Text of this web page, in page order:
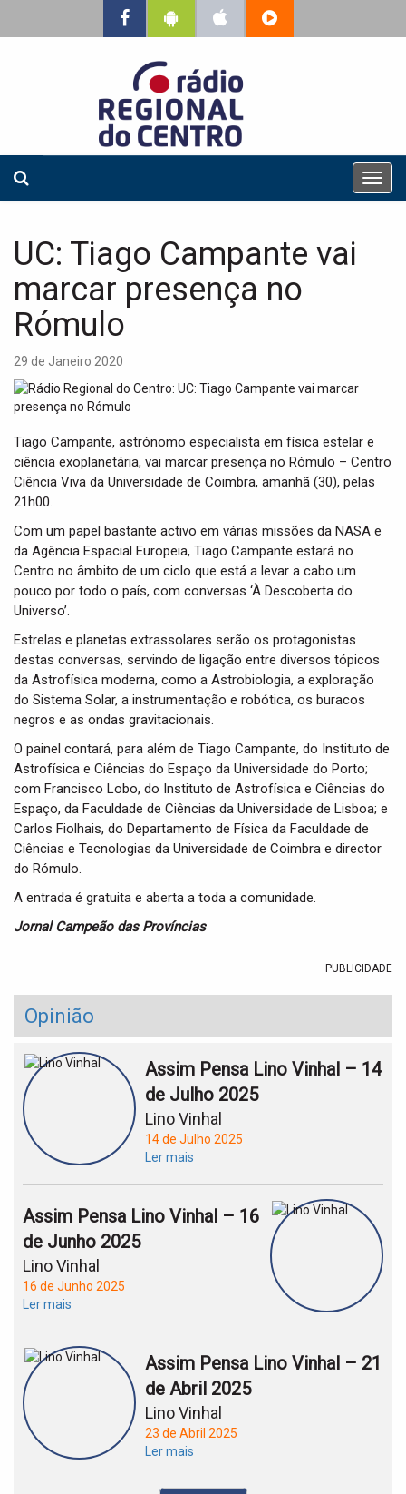
T
o
o
n
UC: Tiago Campante vai
marcar presença no
Rómulo
29 de Janeiro 2020
Tiago Campante, astrónomo especialista em física estelar e
ciência exoplanetária, vai marcar presença no Rómulo – Centro
Ciência Viva da Universidade de Coimbra, amanhã (30), pelas
21h00.
Com um papel bastante activo em várias missões da NASA e
da Agência Espacial Europeia, Tiago Campante estará no
Centro no âmbito de um ciclo que está a levar a cabo um
pouco por todo o país, com conversas ‘À Descoberta do
Universo’.
Estrelas e planetas extrassolares serão os protagonistas
destas conversas, servindo de ligação entre diversos tópicos
da Astrofísica moderna, como a Astrobiologia, a exploração
do Sistema Solar, a instrumentação e robótica, os buracos
negros e as ondas gravitacionais.
O painel contará, para além de Tiago Campante, do Instituto de
Astrofísica e Ciências do Espaço da Universidade do Porto;
com Francisco Lobo, do Instituto de Astrofísica e Ciências do
Espaço, da Faculdade de Ciências da Universidade de Lisboa; e
Carlos Fiolhais, do Departamento de Física da Faculdade de
Ciências e Tecnologias da Universidade de Coimbra e director
do Rómulo.
A entrada é gratuita e aberta a toda a comunidade.
Jornal Campeão das Províncias
PUBLICIDADE
Opinião
Assim Pensa Lino Vinhal – 14
de Julho 2025
Lino Vinhal
14 de Julho 2025
Ler mais
Assim Pensa Lino Vinhal – 16
de Junho 2025
Lino Vinhal
16 de Junho 2025
Ler mais
Assim Pensa Lino Vinhal – 21
de Abril 2025
Lino Vinhal
23 de Abril 2025
Ler mais